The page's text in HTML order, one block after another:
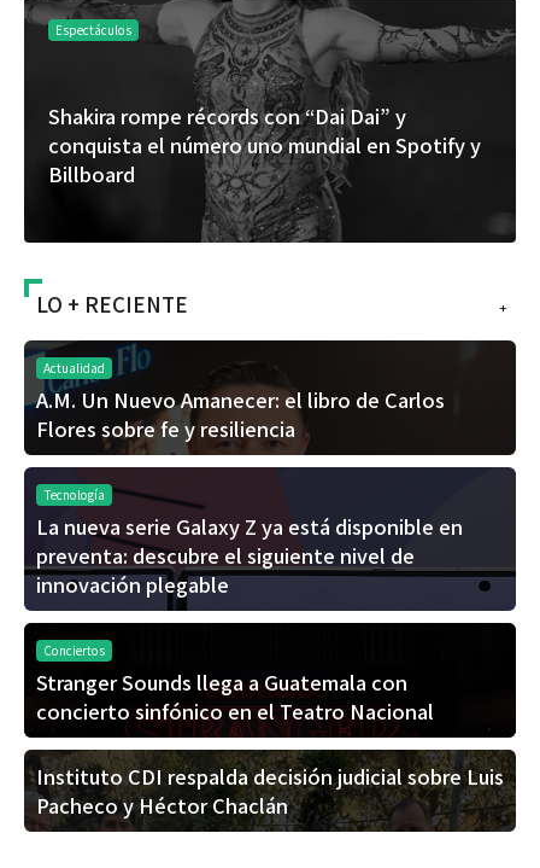
Espectáculos
Shakira rompe récords con “Dai Dai” y
conquista el número uno mundial en Spotify y
Billboard
+
LO + RECIENTE
Actualidad
A.M. Un Nuevo Amanecer: el libro de Carlos
Flores sobre fe y resiliencia
Tecnología
La nueva serie Galaxy Z ya está disponible en
preventa: descubre el siguiente nivel de
innovación plegable
Conciertos
Stranger Sounds llega a Guatemala con
concierto sinfónico en el Teatro Nacional
Instituto CDI respalda decisión judicial sobre Luis
Pacheco y Héctor Chaclán